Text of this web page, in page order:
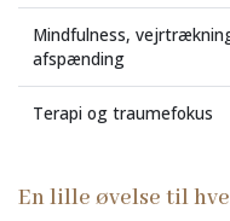
Mindfulness,
afspænding
Terapi og traumefokus
En lille øvelse til